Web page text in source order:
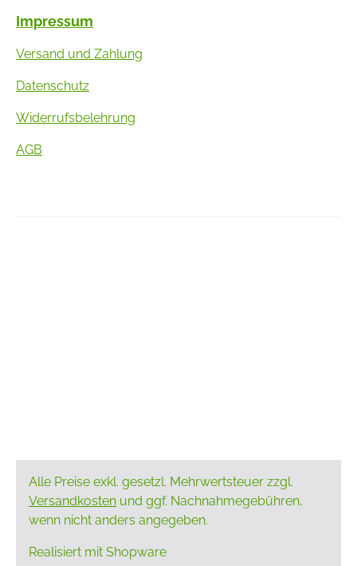
Impressum
Versand und Zahlung
Datenschutz
Widerrufsbelehrung
AGB
Alle Preise exkl. gesetzl. Mehrwertsteuer zzgl.
Versandkosten und ggf. Nachnahmegebühren,
wenn nicht anders angegeben.
Realisiert mit Shopware